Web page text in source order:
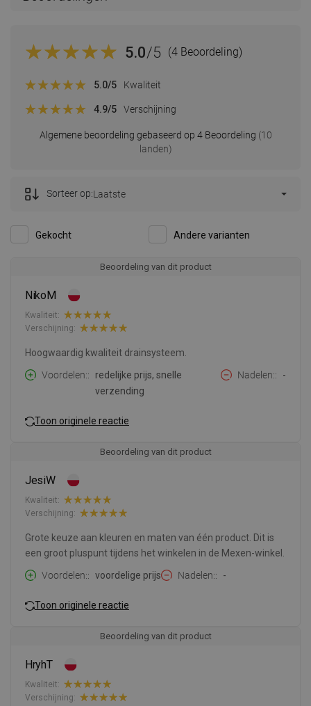
5.0/5 (4 Beoordeling)
Algemene beoordeling gebaseerd op 4 Beoordeling (10
landen)
5.0/5 Kwaliteit
4.9/5 Verschijning
Gekocht Andere varianten
Sorteer op:Laatste
Beoordeling van dit product
NikoM
Kwaliteit:
Verschijning:
Hoogwaardig kwaliteit drainsysteem.
Voordelen:
redelijke prijs, snelle
verzending
Nadelen: -
Toon originele reactie
Beoordeling van dit product
JesiW
Kwaliteit:
Verschijning:
Grote keuze aan kleuren en maten van één product. Dit is
een groot pluspunt tijdens het winkelen in de Mexen-winkel.
Voordelen:
voordelige prijs Nadelen: -
Toon originele reactie
Beoordeling van dit product
HryhT
Kwaliteit:
Verschijning: